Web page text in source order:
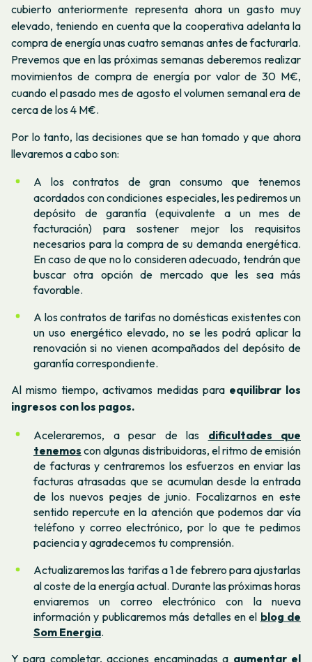
cubierto anteriormente representa ahora un gasto muy
elevado, teniendo en cuenta que la cooperativa adelanta la
compra de energía unas cuatro semanas antes de facturarla.
Prevemos que en las próximas semanas deberemos realizar
movimientos de compra de energía por valor de 30 M€,
cuando el pasado mes de agosto el volumen semanal era de
cerca de los 4 M€.
Por lo tanto, las decisiones que se han tomado y que ahora
llevaremos a cabo son:
A los contratos de gran consumo que tenemos
acordados con condiciones especiales, les pediremos un
depósito de garantía (equivalente a un mes de
facturación) para sostener mejor los requisitos
necesarios para la compra de su demanda energética.
En caso de que no lo consideren adecuado, tendrán que
buscar otra opción de mercado que les sea más
favorable.
A los contratos de tarifas no domésticas existentes con
un uso energético elevado, no se les podrá aplicar la
renovación si no vienen acompañados del depósito de
garantía correspondiente.
Al mismo tiempo, activamos medidas para equilibrar los
ingresos con los pagos.
Aceleraremos, a pesar de las dificultades que
tenemos con algunas distribuidoras, el ritmo de emisión
de facturas y centraremos los esfuerzos en enviar las
facturas atrasadas que se acumulan desde la entrada
de los nuevos peajes de junio. Focalizarnos en este
sentido repercute en la atención que podemos dar vía
teléfono y correo electrónico, por lo que te pedimos
paciencia y agradecemos tu comprensión.
Actualizaremos las tarifas a 1 de febrero para ajustarlas
al coste de la energía actual. Durante las próximas horas
enviaremos un correo electrónico con la nueva
información y publicaremos más detalles en el blog de
Som Energia.
Y para completar, acciones encaminadas a aumentar el